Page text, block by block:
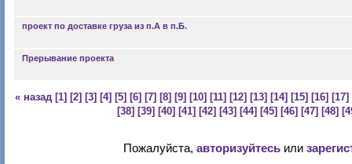
проект по доставке груза из п.А в п.Б.
Прерывание проекта
« назад [1] [2] [3] [4] [5] [6] [7] [8] [9] [10] [11] [12] [13] [14] [15] [16] [17]
[38] [39] [40] [41] [42] [43] [44] [45] [46] [47] [48]
Пожалуйста,авторизуйтесь или